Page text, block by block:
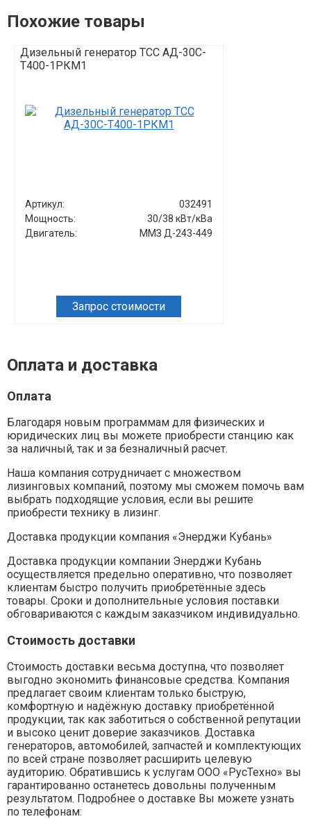
Похожие товары
Дизельный генератор ТСС АД-30С-
Т400-1РКМ1
Артикул:
032491
Мощность:
30/38 кВт/кВа
Двигатель:
ММЗ Д-243-449
Запрос стоимости
Оплата и доставка
Оплата
Благодаря новым программам для физических и
юридических лиц вы можете приобрести станцию как
за наличный, так и за безналичный расчет.
Наша компания сотрудничает с множеством
лизинговых компаний, поэтому мы сможем помочь вам
выбрать подходящие условия, если вы решите
приобрести технику в лизинг.
Доставка продукции компания «Энерджи Кубань»
Доставка продукции компании Энерджи Кубань
осуществляется предельно оперативно, что позволяет
клиентам быстро получить приобретённые здесь
товары. Сроки и дополнительные условия поставки
обговариваются с каждым заказчиком индивидуально.
Стоимость доставки
Стоимость доставки весьма доступна, что позволяет
выгодно экономить финансовые средства. Компания
предлагает своим клиентам только быструю,
комфортную и надёжную доставку приобретённой
продукции, так как заботиться о собственной репутации
и высоко ценит доверие заказчиков. Доставка
генераторов, автомобилей, запчастей и комплектующих
по всей стране позволяет расширить целевую
аудиторию. Обратившись к услугам ООО «РусТехно» вы
гарантированно останетесь довольны полученным
результатом. Подробнее о доставке Вы можете узнать
по телефонам: